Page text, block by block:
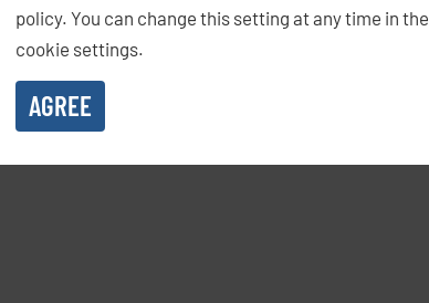
policy. You can change this setting at any time in the
cookie settings.
AGREE